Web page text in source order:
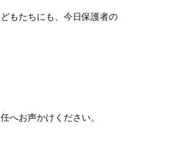
もたちにも、今日保護者の
へお声かけください。